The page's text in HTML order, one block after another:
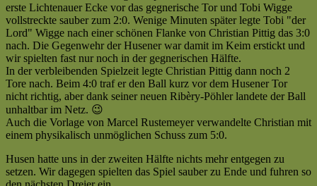
Lichtenau
gewinnt
Derby
gegen
Husen
mit
5:0
[fp]
erste Lichtenauer Ecke vor das gegnerische Tor und Tobi Wigge
vollstreckte sauber zum 2:0. Wenige Minuten später legte Tobi "der
Lord" Wigge nach einer schönen Flanke von Christian Pittig das 3:0
nach. Die Gegenwehr der Husener war damit im Keim erstickt und
wir spielten fast nur noch in der gegnerischen Hälfte.
In der verbleibenden Spielzeit legte Christian Pittig dann noch 2
Tore nach. Beim 4:0 traf er den Ball kurz vor dem Husener Tor
nicht richtig, aber dank seiner neuen Ribèry-Pöhler landete der Ball
unhaltbar im Netz. 😉
Auch die Vorlage von Marcel Rustemeyer verwandelte Christian mit
einem physikalisch unmöglichen Schuss zum 5:0.
Husen hatte uns in der zweiten Hälfte nichts mehr entgegen zu
setzen. Wir dagegen spielten das Spiel sauber zu Ende und fuhren so